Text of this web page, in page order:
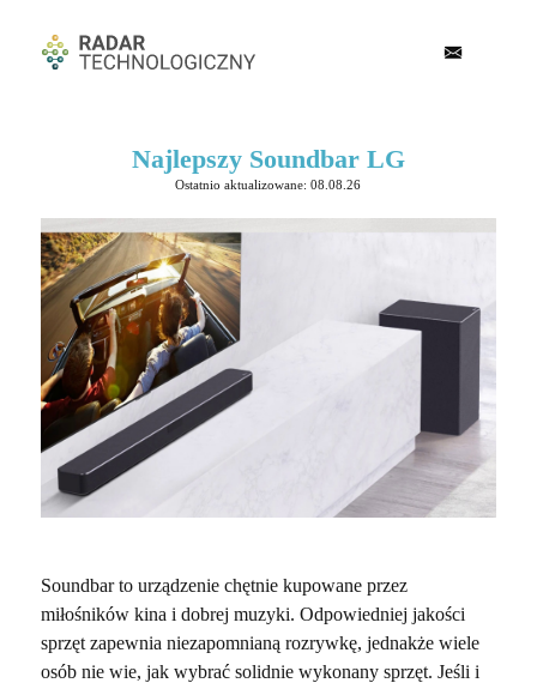
Najlepszy Soundbar LG
Ostatnio aktualizowane: 08.08.26
Soundbar to urządzenie chętnie kupowane przez
miłośników kina i dobrej muzyki. Odpowiedniej jakości
sprzęt zapewnia niezapomnianą rozrywkę, jednakże wiele
osób nie wie, jak wybrać solidnie wykonany sprzęt. Jeśli i